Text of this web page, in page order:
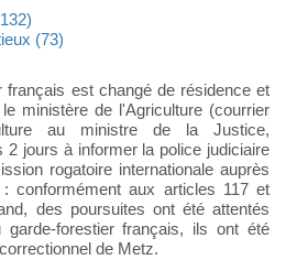
(73)
français est changé de résidence et
ministère de l'Agriculture (courrier
au ministre de la Justice,
2 jours à informer la police judiciaire
rogatoire internationale auprès
conformément aux articles 117 et
des poursuites ont été attentés
forestier français, ils ont été
de Metz.